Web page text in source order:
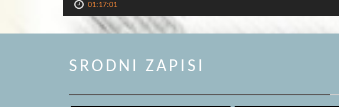
01:17:01
SRODNI ZAPISI